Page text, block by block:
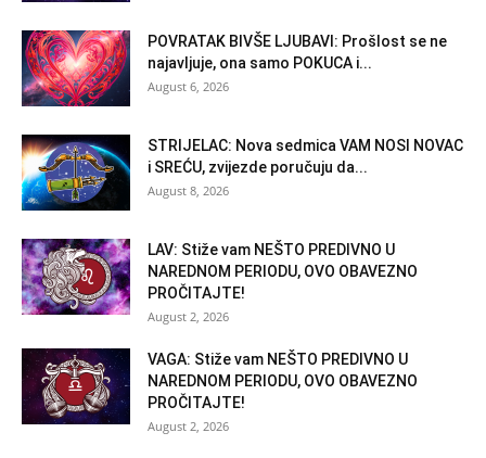
POVRATAK BIVŠE LJUBAVI: Prošlost se ne
najavljuje, ona samo POKUCA i...
August 6, 2026
STRIJELAC: Nova sedmica VAM NOSI NOVAC
i SREĆU, zvijezde poručuju da...
August 8, 2026
LAV: Stiže vam NEŠTO PREDIVNO U
NAREDNOM PERIODU, OVO OBAVEZNO
PROČITAJTE!
August 2, 2026
VAGA: Stiže vam NEŠTO PREDIVNO U
NAREDNOM PERIODU, OVO OBAVEZNO
PROČITAJTE!
August 2, 2026